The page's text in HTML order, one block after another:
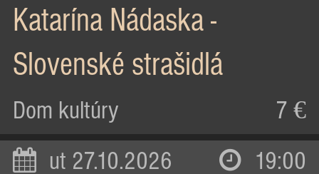
Katarína Nádaska -
Slovenské strašidlá
Dom kultúry 7 €
ut 27.10.2026 19:00